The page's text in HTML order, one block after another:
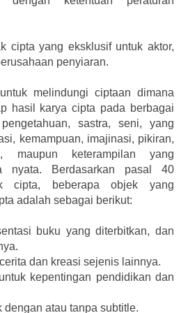
cipta yang eksklusif untuk aktor,
penyiaran.
melindungi ciptaan dimana
hasil karya cipta pada berbagai
sastra, seni, yang
kemampuan, imajinasi, pikiran,
maupun keterampilan yang
nyata. Berdasarkan pasal 40
cipta, beberapa objek yang
adalah sebagai berikut:
buku yang diterbitkan, dan
dan kreasi sejenis lainnya.
kepentingan pendidikan dan
dengan atau tanpa subtitle.